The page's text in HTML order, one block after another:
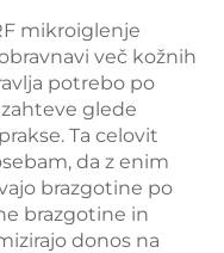
mikroiglenje
več kožnih
potrebo po
glede
Ta celovit
da z enim
brazgotine po
brazgotine in
donos na